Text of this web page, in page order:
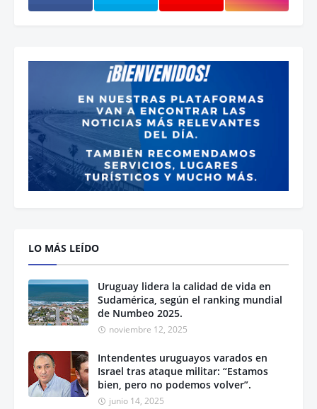
LO MÁS LEÍDO
Uruguay lidera la calidad de vida en
Sudamérica, según el ranking mundial
de Numbeo 2025.
noviembre 12, 2025
Intendentes uruguayos varados en
Israel tras ataque militar: “Estamos
bien, pero no podemos volver”.
junio 14, 2025